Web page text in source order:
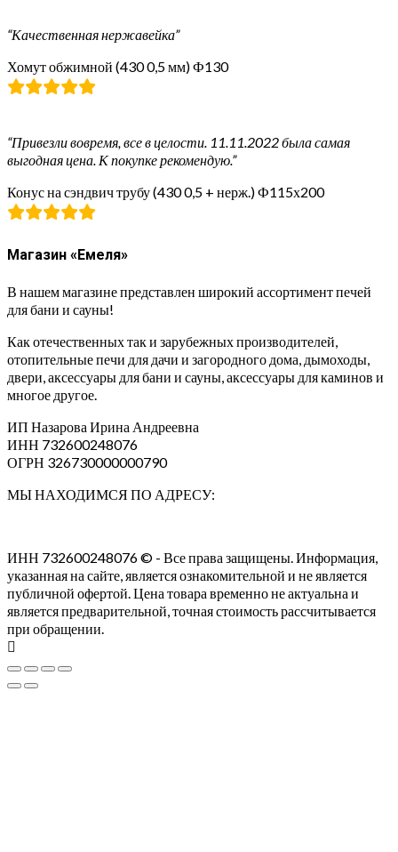
“Качественная нержавейка”
Хомут обжимной (430 0,5 мм) Ф130
“Привезли вовремя, все в целости. 11.11.2022 была самая
выгодная цена. К покупке рекомендую.”
Конус на сэндвич трубу (430 0,5 + нерж.) Ф115х200
Магазин «Емеля»
В нашем магазине представлен широкий ассортимент печей
для бани и сауны!
Как отечественных так и зарубежных производителей,
отопительные печи для дачи и загородного дома, дымоходы,
двери, аксессуары для бани и сауны, аксессуары для каминов и
многое другое.
ИП Назарова Ирина Андреевна⁠
ИНН 732600248076
ОГРН 326730000000790
МЫ НАХОДИМСЯ ПО АДРЕСУ:
ИНН 732600248076 © - Все права защищены. Информация,
указанная на сайте, является ознакомительной и не является
публичной офертой. Цена товара временно не актуальна и
является предварительной, точная стоимость рассчитывается
при обращении.